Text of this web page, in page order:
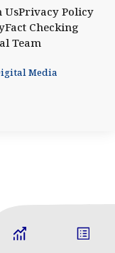
UsPrivacy Policy
Fact Checking
Team
Media